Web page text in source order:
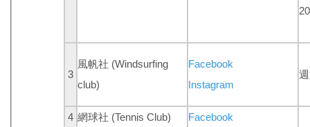
3
風帆社 (Windsurfing
club)
Facebook
Instagram
4 網球社 (Tennis Club) Facebook